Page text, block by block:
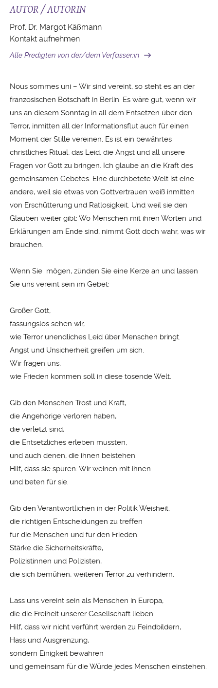
AUTOR / AUTORIN
Prof. Dr. Margot Käßmann
Kontakt aufnehmen
Alle Predigten von der/dem Verfasser:in
Nous sommes uni – Wir sind vereint, so steht es an der
französischen Botschaft in Berlin. Es wäre gut, wenn wir
uns an diesem Sonntag in all dem Entsetzen über den
Terror, inmitten all der Informationsflut auch für einen
Moment der Stille vereinen. Es ist ein bewährtes
christliches Ritual, das Leid, die Angst und all unsere
Fragen vor Gott zu bringen. Ich glaube an die Kraft des
gemeinsamen Gebetes. Eine durchbetete Welt ist eine
andere, weil sie etwas von Gottvertrauen weiß inmitten
von Erschütterung und Ratlosigkeit. Und weil sie den
Glauben weiter gibt: Wo Menschen mit ihren Worten und
Erklärungen am Ende sind, nimmt Gott doch wahr, was wir
brauchen.
Wenn Sie mögen, zünden Sie eine Kerze an und lassen
Sie uns vereint sein im Gebet:
Großer Gott,
fassungslos sehen wir,
wie Terror unendliches Leid über Menschen bringt.
Angst und Unsicherheit greifen um sich.
Wir fragen uns,
wie Frieden kommen soll in diese tosende Welt.
Gib den Menschen Trost und Kraft,
die Angehörige verloren haben,
die verletzt sind,
die Entsetzliches erleben mussten,
und auch denen, die ihnen beistehen.
Hilf, dass sie spüren: Wir weinen mit ihnen
und beten für sie.
Gib den Verantwortlichen in der Politik Weisheit,
die richtigen Entscheidungen zu treffen
für die Menschen und für den Frieden.
Stärke die Sicherheitskräfte,
Polizistinnen und Polizisten,
die sich bemühen, weiteren Terror zu verhindern.
Lass uns vereint sein als Menschen in Europa,
die die Freiheit unserer Gesellschaft lieben.
Hilf, dass wir nicht verführt werden zu Feindbildern,
Hass und Ausgrenzung,
sondern Einigkeit bewahren
und gemeinsam für die Würde jedes Menschen einstehen.